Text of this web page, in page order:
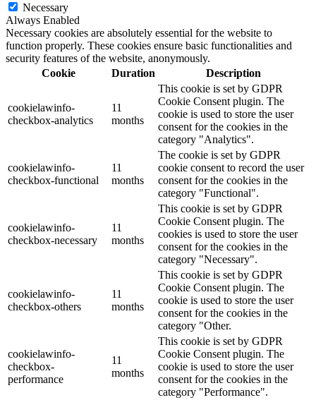
Necessary
Always Enabled
Necessary cookies are absolutely essential for the website to
function properly. These cookies ensure basic functionalities and
security features of the website, anonymously.
Cookie
Duration Description
cookielawinfo-
checkbox-analytics
11
months
This cookie is set by GDPR
Cookie Consent plugin. The
cookie is used to store the user
consent for the cookies in the
category "Analytics".
cookielawinfo-
checkbox-functional
11
months
The cookie is set by GDPR
cookie consent to record the user
consent for the cookies in the
category "Functional".
cookielawinfo-
checkbox-necessary
11
months
This cookie is set by GDPR
Cookie Consent plugin. The
cookies is used to store the user
consent for the cookies in the
category "Necessary".
cookielawinfo-
checkbox-others
11
months
This cookie is set by GDPR
Cookie Consent plugin. The
cookie is used to store the user
consent for the cookies in the
category "Other.
cookielawinfo-
checkbox-
performance
11
months
This cookie is set by GDPR
Cookie Consent plugin. The
cookie is used to store the user
consent for the cookies in the
category "Performance".